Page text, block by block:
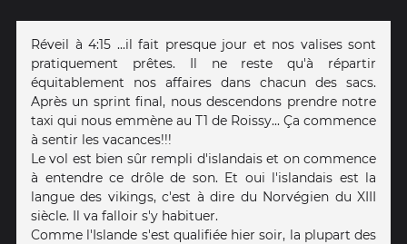
Réveil à 4:15 ...il fait presque jour et nos valises sont
pratiquement prêtes. Il ne reste qu'à répartir
équitablement nos affaires dans chacun des sacs.
Après un sprint final, nous descendons prendre notre
taxi qui nous emmène au T1 de Roissy... Ça commence
à sentir les vacances!!!
Le vol est bien sûr rempli d'islandais et on commence
à entendre ce drôle de son. Et oui l'islandais est la
langue des vikings, c'est à dire du Norvégien du XIII
siècle. Il va falloir s'y habituer.
Comme l'Islande s'est qualifiée hier soir, la plupart des